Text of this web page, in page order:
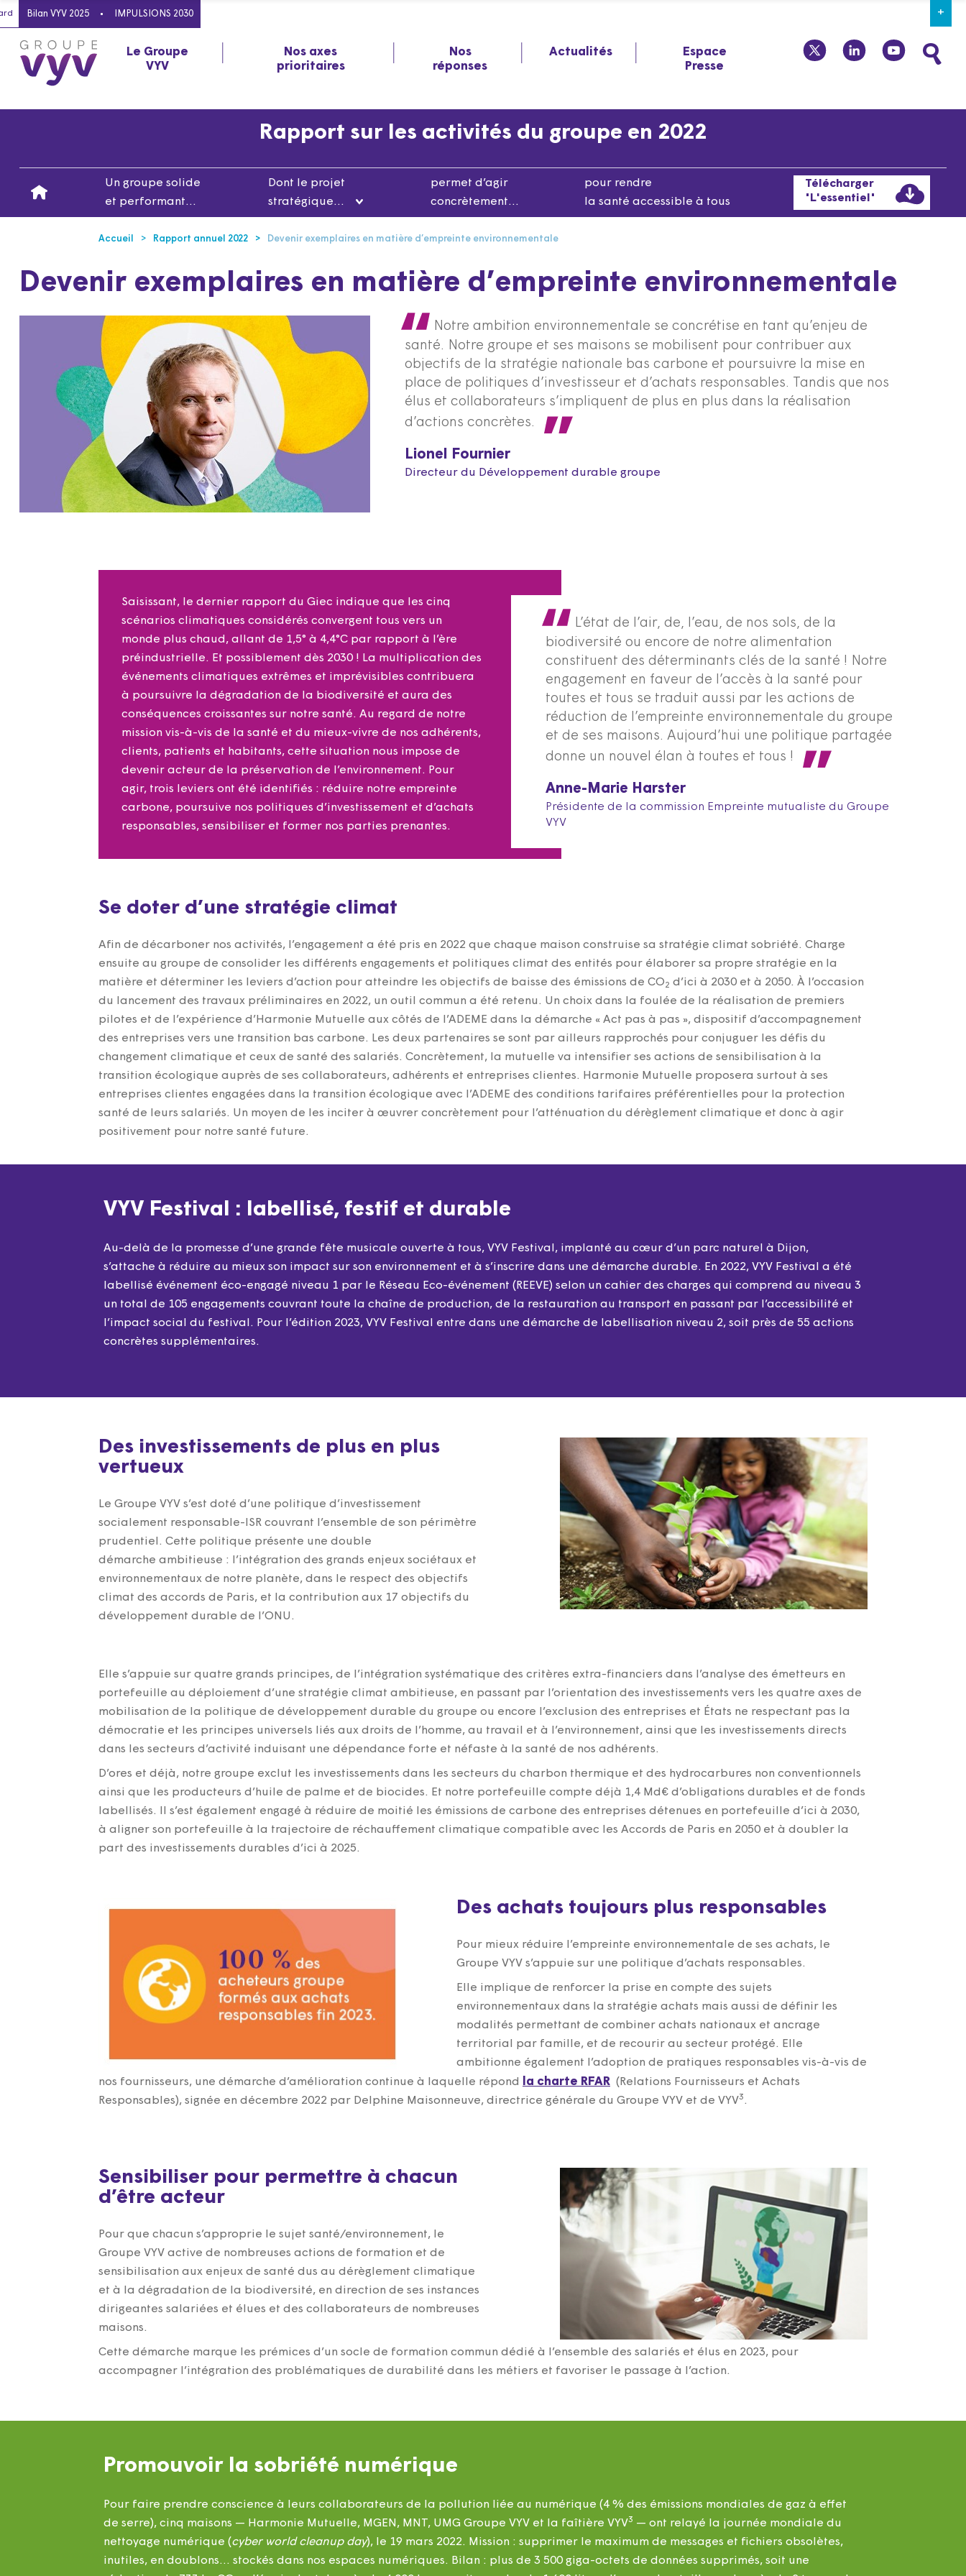
Bilan VYV 2025 IMPULSIONS 2030
Le Groupe
VYV
Nos axes
prioritaires
Nos
réponses
Actualités
Espace
Presse
twitter linkedin youtube
Rapport sur les activités du groupe en 2022
Un groupe solide
et performant…
Dont le projet
stratégique…
permet d’agir
concrètement…
pour rendre
la santé accessible à tous
Télécharger
"L'essentiel"
Accueil Rapport annuel 2022 Devenir exemplaires en matière d’empreinte environnementale
Devenir exemplaires en matière d’empreinte environnementale
Notre ambition environnementale se concrétise en tant qu’enjeu de
santé. Notre groupe et ses maisons se mobilisent pour contribuer aux
objectifs de la stratégie nationale bas carbone et poursuivre la mise en
place de politiques d’investisseur et d’achats responsables. Tandis que nos
élus et collaborateurs s’impliquent de plus en plus dans la réalisation
d’actions concrètes.
Lionel Fournier
Directeur du Développement durable groupe
L’état de l’air, de, l’eau, de nos sols, de la
biodiversité ou encore de notre alimentation
constituent des déterminants clés de la santé ! Notre
engagement en faveur de l’accès à la santé pour
toutes et tous se traduit aussi par les actions de
réduction de l’empreinte environnementale du groupe
et de ses maisons. Aujourd’hui une politique partagée
donne un nouvel élan à toutes et tous !
Anne-Marie Harster
Présidente de la commission Empreinte mutualiste du Groupe
VYV
Saisissant, le dernier rapport du Giec indique que les cinq
scénarios climatiques considérés convergent tous vers un
monde plus chaud, allant de 1,5° à 4,4°C par rapport à l’ère
préindustrielle. Et possiblement dès 2030 ! La multiplication des
événements climatiques extrêmes et imprévisibles contribuera
à poursuivre la dégradation de la biodiversité et aura des
conséquences croissantes sur notre santé. Au regard de notre
mission vis-à-vis de la santé et du mieux-vivre de nos adhérents,
clients, patients et habitants, cette situation nous impose de
devenir acteur de la préservation de l’environnement. Pour
agir, trois leviers ont été identifiés : réduire notre empreinte
carbone, poursuive nos politiques d’investissement et d’achats
responsables, sensibiliser et former nos parties prenantes.
Se doter d’une stratégie climat
Afin de décarboner nos activités, l’engagement a été pris en 2022 que chaque maison construise sa stratégie climat sobriété. Charge
ensuite au groupe de consolider les différents engagements et politiques climat des entités pour élaborer sa propre stratégie en la
matière et déterminer les leviers d’action pour atteindre les objectifs de baisse des émissions de CO2 d’ici à 2030 et à 2050. À l’occasion
du lancement des travaux préliminaires en 2022, un outil commun a été retenu. Un choix dans la foulée de la réalisation de premiers
pilotes et de l’expérience d’Harmonie Mutuelle aux côtés de l’ADEME dans la démarche « Act pas à pas », dispositif d’accompagnement
des entreprises vers une transition bas carbone. Les deux partenaires se sont par ailleurs rapprochés pour conjuguer les défis du
changement climatique et ceux de santé des salariés. Concrètement, la mutuelle va intensifier ses actions de sensibilisation à la
transition écologique auprès de ses collaborateurs, adhérents et entreprises clientes. Harmonie Mutuelle proposera surtout à ses
entreprises clientes engagées dans la transition écologique avec l’ADEME des conditions tarifaires préférentielles pour la protection
santé de leurs salariés. Un moyen de les inciter à œuvrer concrètement pour l’atténuation du dérèglement climatique et donc à agir
positivement pour notre santé future.
VYV Festival : labellisé, festif et durable
Au-delà de la promesse d’une grande fête musicale ouverte à tous, VYV Festival, implanté au cœur d’un parc naturel à Dijon,
s’attache à réduire au mieux son impact sur son environnement et à s’inscrire dans une démarche durable. En 2022, VYV Festival a été
labellisé événement éco-engagé niveau 1 par le Réseau Eco-événement (REEVE) selon un cahier des charges qui comprend au niveau 3
un total de 105 engagements couvrant toute la chaîne de production, de la restauration au transport en passant par l’accessibilité et
l’impact social du festival. Pour l’édition 2023, VYV Festival entre dans une démarche de labellisation niveau 2, soit près de 55 actions
concrètes supplémentaires.
Des investissements de plus en plus
vertueux
Le Groupe VYV s’est doté d’une politique d’investissement
socialement responsable-ISR couvrant l’ensemble de son périmètre
prudentiel. Cette politique présente une double
démarche ambitieuse : l’intégration des grands enjeux sociétaux et
environnementaux de notre planète, dans le respect des objectifs
climat des accords de Paris, et la contribution aux 17 objectifs du
développement durable de l’ONU.
Elle s’appuie sur quatre grands principes, de l’intégration systématique des critères extra-financiers dans l’analyse des émetteurs en
portefeuille au déploiement d’une stratégie climat ambitieuse, en passant par l’orientation des investissements vers les quatre axes de
mobilisation de la politique de développement durable du groupe ou encore l’exclusion des entreprises et États ne respectant pas la
démocratie et les principes universels liés aux droits de l’homme, au travail et à l’environnement, ainsi que les investissements directs
dans les secteurs d’activité induisant une dépendance forte et néfaste à la santé de nos adhérents.
D’ores et déjà, notre groupe exclut les investissements dans les secteurs du charbon thermique et des hydrocarbures non conventionnels
ainsi que les producteurs d’huile de palme et de biocides. Et notre portefeuille compte déjà 1,4 Md€ d’obligations durables et de fonds
labellisés. Il s’est également engagé à réduire de moitié les émissions de carbone des entreprises détenues en portefeuille d’ici à 2030,
à aligner son portefeuille à la trajectoire de réchauffement climatique compatible avec les Accords de Paris en 2050 et à doubler la
part des investissements durables d’ici à 2025.
Des achats toujours plus responsables
Pour mieux réduire l’empreinte environnementale de ses achats, le
Groupe VYV s’appuie sur une politique d’achats responsables.
Elle implique de renforcer la prise en compte des sujets
environnementaux dans la stratégie achats mais aussi de définir les
modalités permettant de combiner achats nationaux et ancrage
territorial par famille, et de recourir au secteur protégé. Elle
ambitionne également l’adoption de pratiques responsables vis-à-vis de
nos fournisseurs, une démarche d’amélioration continue à laquelle répond
la charte RFAR (Relations Fournisseurs et Achats
Responsables), signée en décembre 2022 par Delphine Maisonneuve, directrice générale du Groupe VYV et de VYV3.
Sensibiliser pour permettre à chacun
d’être acteur
Pour que chacun s’approprie le sujet santé/environnement, le
Groupe VYV active de nombreuses actions de formation et de
sensibilisation aux enjeux de santé dus au dérèglement climatique
et à la dégradation de la biodiversité, en direction de ses instances
dirigeantes salariées et élues et des collaborateurs de nombreuses
maisons.
Cette démarche marque les prémices d’un socle de formation commun dédié à l’ensemble des salariés et élus en 2023, pour
accompagner l’intégration des problématiques de durabilité dans les métiers et favoriser le passage à l’action.
Promouvoir la sobriété numérique
Pour faire prendre conscience à leurs collaborateurs de la pollution liée au numérique (4 % des émissions mondiales de gaz à effet
de serre), cinq maisons — Harmonie Mutuelle, MGEN, MNT, UMG Groupe VYV et la faîtière VYV3 — ont relayé la journée mondiale du
nettoyage numérique (cyber world cleanup day), le 19 mars 2022. Mission : supprimer le maximum de messages et fichiers obsolètes,
inutiles, en doublons… stockés dans nos espaces numériques. Bilan : plus de 3 500 giga-octets de données supprimés, soit une
+